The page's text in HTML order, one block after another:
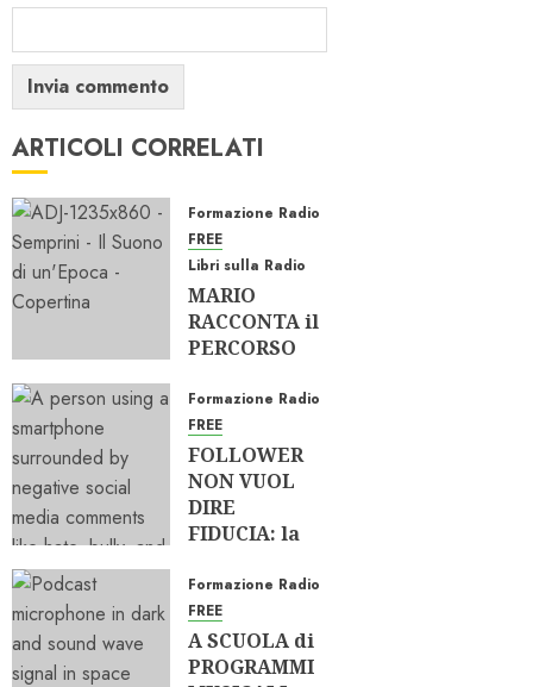
ARTICOLI CORRELATI
Formazione Radio
FREE
Libri sulla Radio
MARIO
RACCONTA il
PERCORSO
dall’AUDIO
alla RADIO
15/06/2026
0
316
Formazione Radio
FREE
FOLLOWER
NON VUOL
DIRE
FIDUCIA: la
OLTRE i
SOCIAL
01/04/2026
0
610
Formazione Radio
FREE
A SCUOLA di
PROGRAMMI